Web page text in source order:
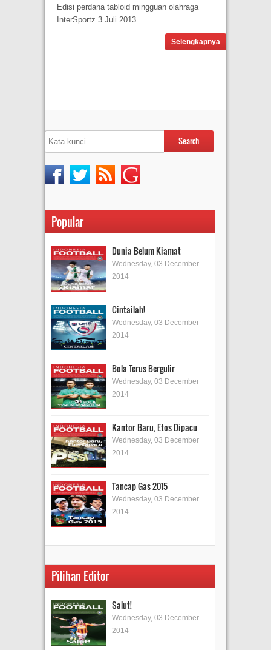
Edisi perdana tabloid mingguan olahraga
InterSportz 3 Juli 2013.
Selengkapnya
Popular
Dunia Belum Kiamat
Wednesday, 03 December
2014
Cintailah!
Wednesday, 03 December
2014
Bola Terus Bergulir
Wednesday, 03 December
2014
Kantor Baru, Etos Dipacu
Wednesday, 03 December
2014
Tancap Gas 2015
Wednesday, 03 December
2014
Pilihan Editor
Salut!
Wednesday, 03 December
2014